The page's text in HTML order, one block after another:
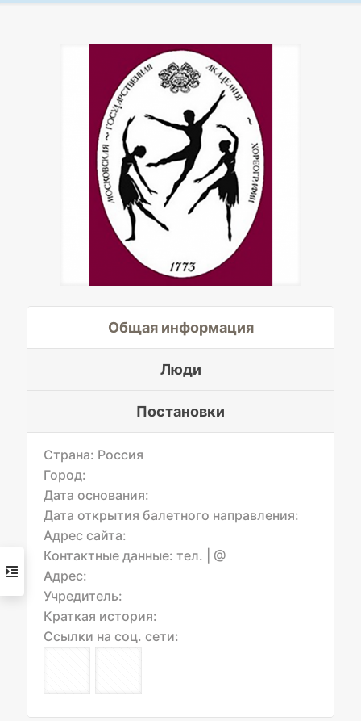
Общая информация
Люди
Постановки
Страна: Россия
Город:
Дата основания:
Дата открытия балетного направления:
Адрес сайта:
Контактные данные: тел.
| @
Адрес:
Учредитель:
Краткая история:
Ссылки на соц. сети: